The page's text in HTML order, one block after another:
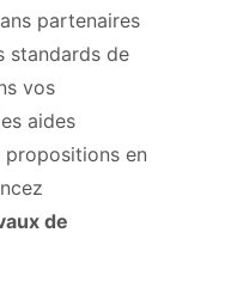
partenaires
standards de
vos
aides
propositions en
de